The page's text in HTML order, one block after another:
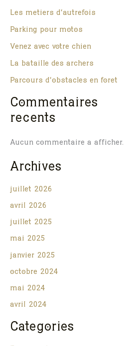
Les métiers d’autrefois
Parking pour motos
Venez avec votre chien
La bataille des archers
Parcours d’obstacles en forêt
Commentaires
récents
Aucun commentaire à afficher.
Archives
juillet 2026
avril 2026
juillet 2025
mai 2025
janvier 2025
octobre 2024
mai 2024
avril 2024
Catégories